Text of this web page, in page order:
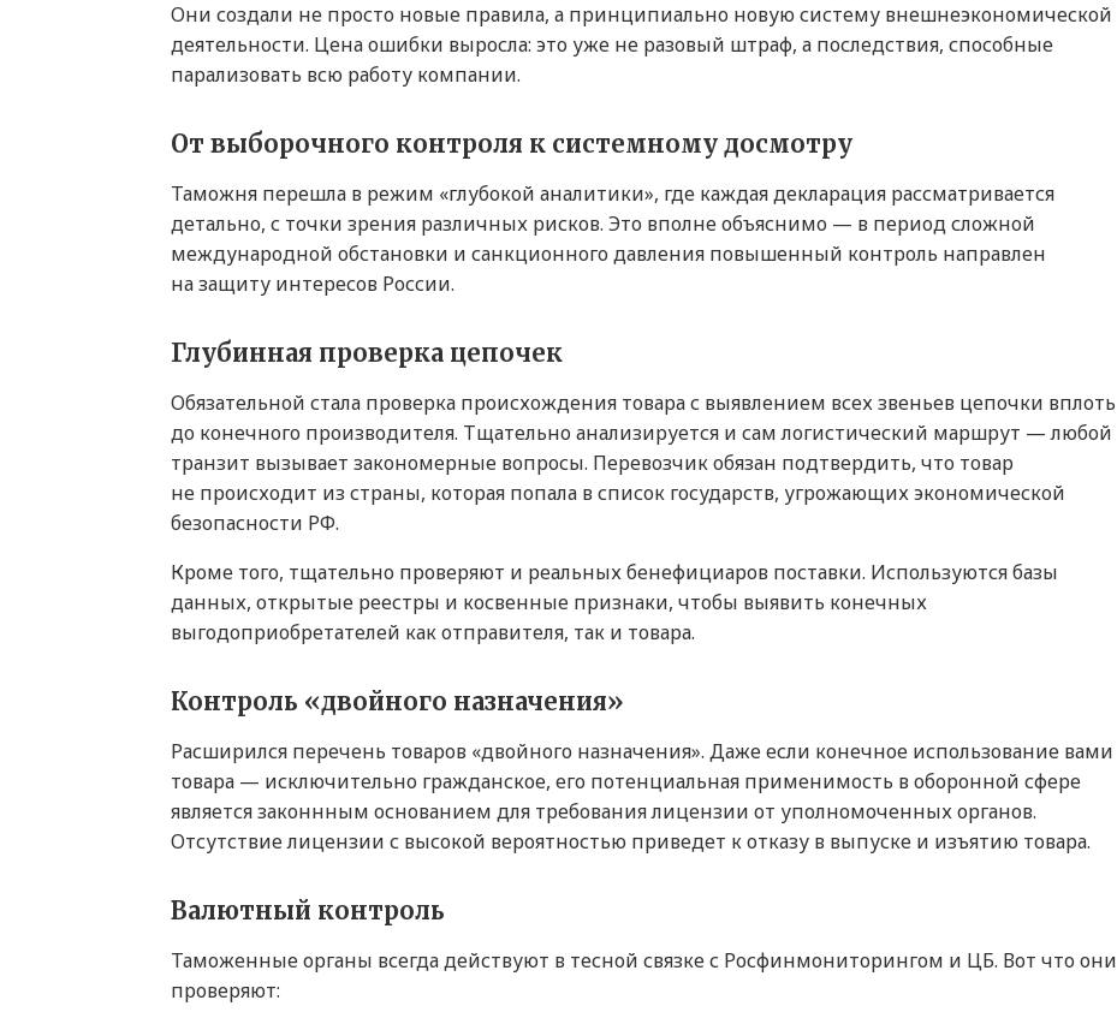
Они создали не просто новые правила, а принципиально новую систему внешнеэкономической
деятельности. Цена ошибки выросла: это уже не разовый штраф, а последствия, способные
парализовать всю работу компании.
От выборочного контроля к системному досмотру
Таможня перешла в режим «глубокой аналитики», где каждая декларация рассматривается
детально, с точки зрения различных рисков. Это вполне объяснимо — в период сложной
международной обстановки и санкционного давления повышенный контроль направлен
на защиту интересов России.
Глубинная проверка цепочек
Обязательной стала проверка происхождения товара с выявлением всех звеньев цепочки вплоть
до конечного производителя. Тщательно анализируется и сам логистический маршрут — любой
транзит вызывает закономерные вопросы. Перевозчик обязан подтвердить, что товар
не происходит из страны, которая попала в список государств, угрожающих экономической
безопасности РФ.
Кроме того, тщательно проверяют и реальных бенефициаров поставки. Используются базы
данных, открытые реестры и косвенные признаки, чтобы выявить конечных
выгодоприобретателей как отправителя, так и товара.
Контроль «двойного назначения»
Расширился перечень товаров «двойного назначения». Даже если конечное использование вами
товара — исключительно гражданское, его потенциальная применимость в оборонной сфере
является законнным основанием для требования лицензии от уполномоченных органов.
Отсутствие лицензии с высокой вероятностью приведет к отказу в выпуске и изъятию товара.
Валютный контроль
Таможенные органы всегда действуют в тесной связке с Росфинмониторингом и ЦБ. Вот что они
проверяют: